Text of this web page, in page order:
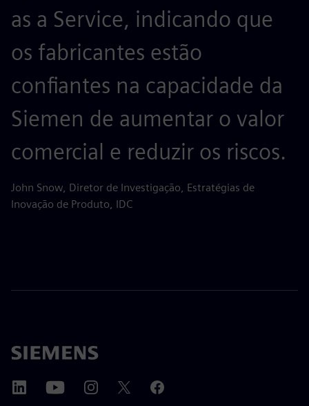
as a Service, indicando que
os fabricantes estão
confiantes na capacidade da
Siemen de aumentar o valor
comercial e reduzir os riscos.
John Snow, Diretor de Investigação, Estratégias de
Inovação de Produto, IDC